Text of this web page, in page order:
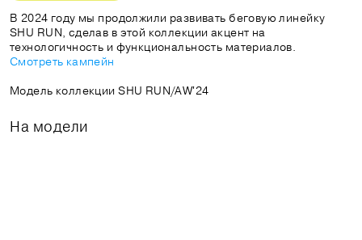
В 2024 году мы продолжили развивать беговую линейку
SHU RUN, сделав в этой коллекции акцент на
Смотреть кампейн
Модель коллекции SHU RUN/AW'24
На модели